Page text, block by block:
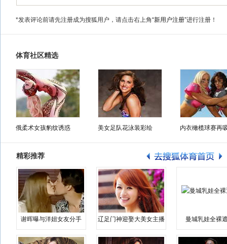
*发表评论前请先注册成为搜狐用户，请点击右上角“新用户注册”进行注册！
体育社区精选
俄柔术女孩豹纹诱惑 美女足队花泳装彩绘 内衣橄榄球赛再
精彩推荐
谢晖曝与洋妞女友分手 辽足门神迎娶大美女主播 曼城乳娃全裸